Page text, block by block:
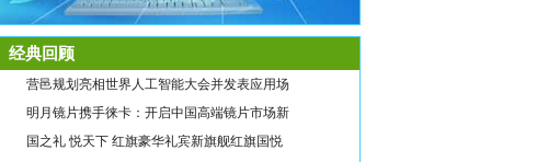
经典回顾
营邑规划亮相世界人工智能大会并发表应用场
明月镜片携手徕卡：开启中国高端镜片市场新
国之礼 悦天下 红旗豪华礼宾新旗舰红旗国悦